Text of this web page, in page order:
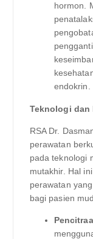
hormon.
endokrin.
Teknologi
RSA Dr.
perawatan
pada teknologi
mutakhir. Hal
perawatan
bagi pasien